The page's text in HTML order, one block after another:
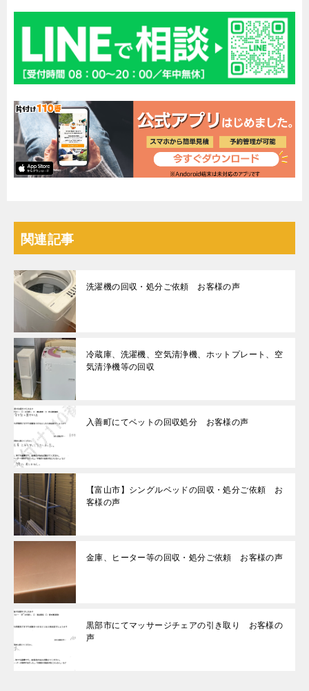
関連記事
洗濯機の回収・処分ご依頼 お客様の声
冷蔵庫、洗濯機、空気清浄機、ホットプレート、空
気清浄機等の回収
入善町にてベットの回収処分 お客様の声
【富山市】シングルベッドの回収・処分ご依頼 お
客様の声
金庫、ヒーター等の回収・処分ご依頼 お客様の声
黒部市にてマッサージチェアの引き取り お客様の
声